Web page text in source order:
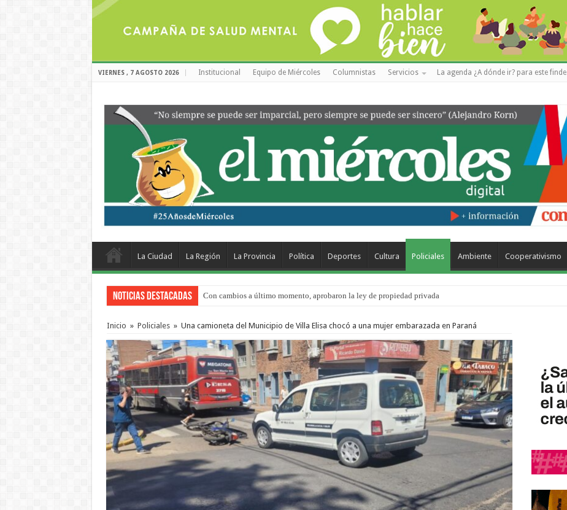
VIERNES , 7 AGOSTO 2026 Institucional Equipo de Miércoles Columnistas Servicios La agenda ¿A dónde ir? para este finde
La Ciudad La Región La Provincia Política Deportes Cultura Policiales Ambiente Cooperativismo
Noticias Destacadas Con cambios a último momento, aprobaron la ley de propiedad privada
Del viernes 7 al domingo 9 de agosto: la agenda ¿A dónde ir? para este finde
Inicio » Policiales » Una camioneta del Municipio de Villa Elisa chocó a una mujer embarazada en Paraná